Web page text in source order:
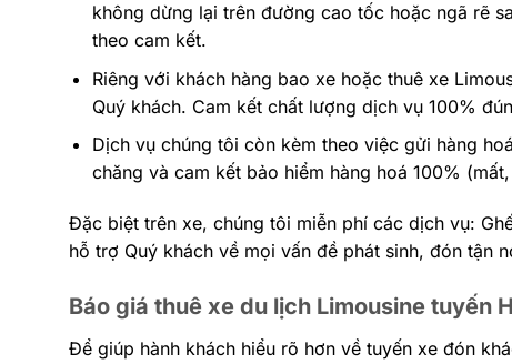
không dừng lại trên đường cao tốc hoặc ngã rẽ
theo cam kết.
Riêng với khách hàng bao xe hoặc thuê xe
Quý khách. Cam kết chất lượng dịch vụ 100%
Dịch vụ chúng tôi còn kèm theo việc gửi hàng
chăng và cam kết bảo hiểm hàng hoá 100%
Đặc biệt trên xe, chúng tôi miễn phí các dịch vụ:
hỗ trợ Quý khách về mọi vấn đề phát sinh, đón tận
Báo giá thuê xe du lịch Limousine tuyến
Để giúp hành khách hiểu rõ hơn về tuyến xe đón